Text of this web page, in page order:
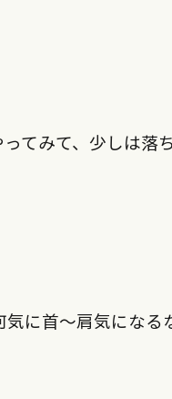
てみて、少しは落
に首〜肩気になる